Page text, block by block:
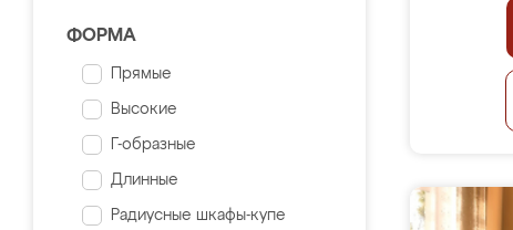
ФОРМА
Прямые
Высокие
Г-образные
Длинные
Радиусные шкафы-купе